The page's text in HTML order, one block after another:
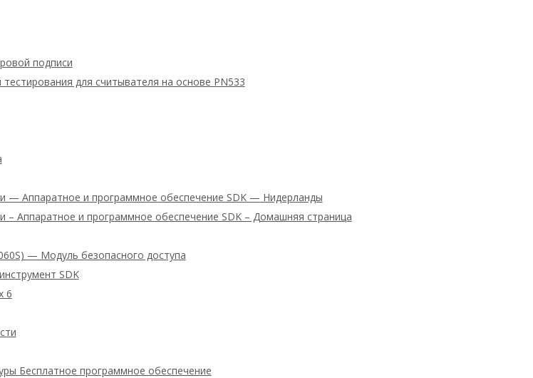
подписи
для считывателя на основе PN533
— Аппаратное и программное обеспечение SDK — Нидерланды
– Аппаратное и программное обеспечение SDK – Домашняя страница
— Модуль безопасного доступа
SDK
6
Бесплатное программное обеспечение